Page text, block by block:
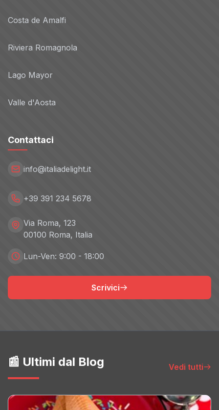
Costa de Amalfi
Riviera Romagnola
Lago Mayor
Valle d'Aosta
Contattaci
info@italiadelight.it
+39 391 234 5678
Via Roma, 123
00100 Roma, Italia
Lun-Ven: 9:00 - 18:00
Scrivici
📰 Ultimi dal Blog Vedi tutti